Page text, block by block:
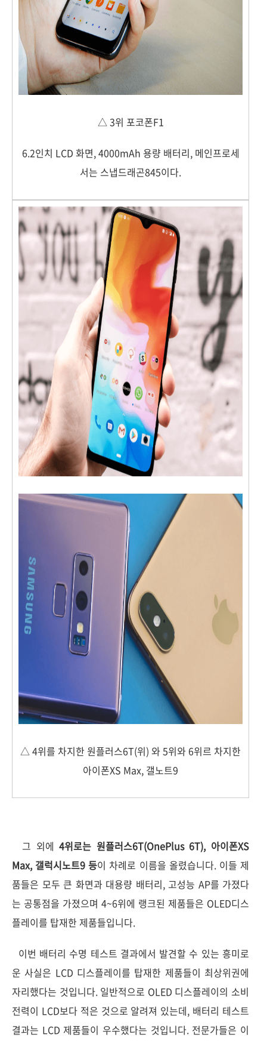
△ 3위 포코폰F1
6.2인치 LCD 화면, 4000mAh 용량 배터리, 메인프로세
서는 스냅드래곤845이다.
△ 4위를 차지한 원플러스6T(위) 와 5위와 6위르 차지한
아이폰XS Max, 갤노트9
그 외에 4위로는 원플러스6T(OnePlus 6T), 아이폰XS
Max, 갤럭시노트9 등이 차례로 이름을 올렸습니다. 이들 제
품들은 모두 큰 화면과 대용량 배터리, 고성능 AP를 가졌다
는 공통점을 가졌으며 4~6위에 랭크된 제품들은 OLED디스
플레이를 탑재한 제품들입니다.
이번 배터리 수명 테스트 결과에서 발견할 수 있는 흥미로
운 사실은 LCD 디스플레이를 탑재한 제품들이 최상위권에
자리했다는 것입니다. 일반적으로 OLED 디스플레이의 소비
전력이 LCD보다 적은 것으로 알려져 있는데, 배터리 테스트
결과는 LCD 제품들이 우수했다는 것입니다. 전문가들은 이